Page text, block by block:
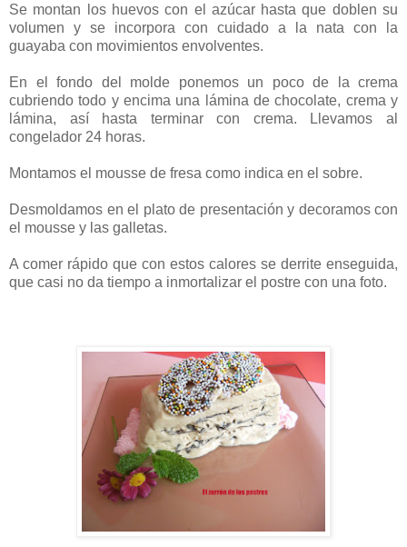
Se montan los huevos con el azúcar hasta que doblen su
volumen y se incorpora con cuidado a la nata con la
guayaba con movimientos envolventes.
En el fondo del molde ponemos un poco de la crema
cubriendo todo y encima una lámina de chocolate, crema y
lámina, así hasta terminar con crema. Llevamos al
congelador 24 horas.
Montamos el mousse de fresa como indica en el sobre.
Desmoldamos en el plato de presentación y decoramos con
el mousse y las galletas.
A comer rápido que con estos calores se derrite enseguida,
que casi no da tiempo a inmortalizar el postre con una foto.